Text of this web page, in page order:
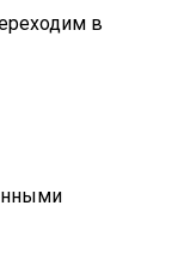
в